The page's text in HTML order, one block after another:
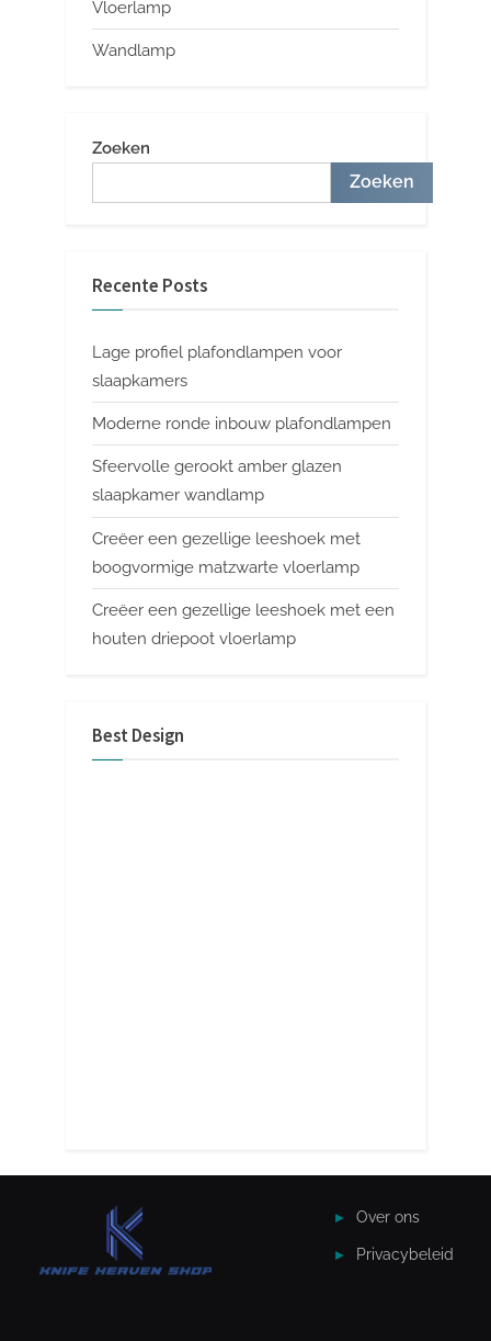
Vloerlamp
Wandlamp
Zoeken
Zoeken
Recente Posts
Lage profiel plafondlampen voor
slaapkamers
Moderne ronde inbouw plafondlampen
Sfeervolle gerookt amber glazen
slaapkamer wandlamp
Creëer een gezellige leeshoek met
boogvormige matzwarte vloerlamp
Creëer een gezellige leeshoek met een
houten driepoot vloerlamp
Best Design
Over ons
Privacybeleid